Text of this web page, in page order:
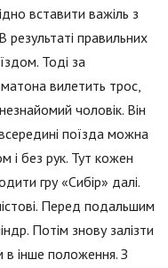
вставити важіль з
результаті правильних
Тоді за
вилетить трос,
чоловік. Він
поїзда можна
і без рук. Тут кожен
гру «Сибір» далі.
Перед подальшим
Потім знову залізти
в інше положення. З